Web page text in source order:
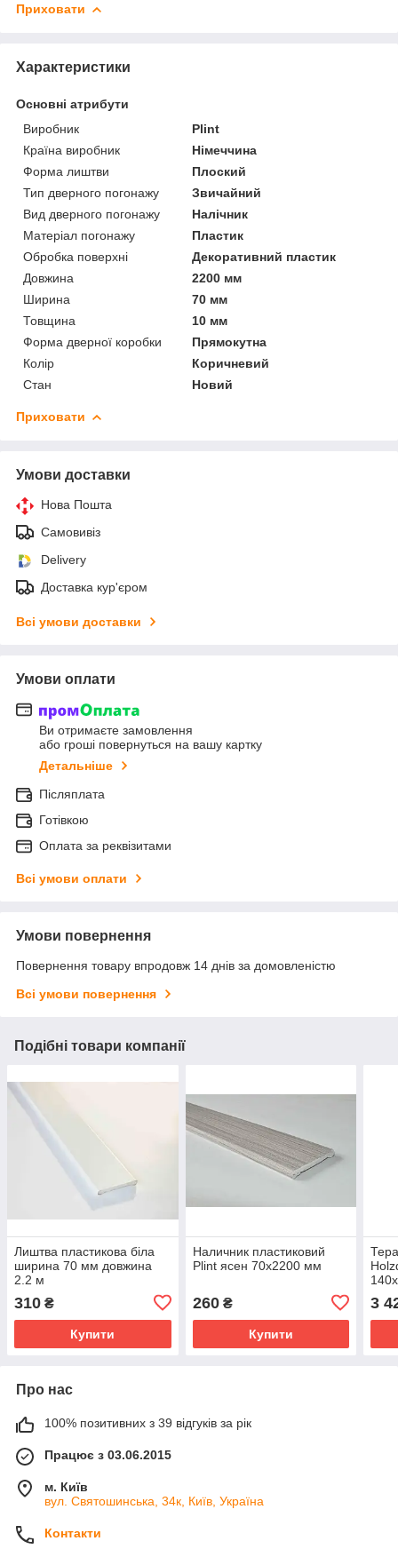
Приховати
Характеристики
Основні атрибути
Виробник
Plint
Країна виробник
Німеччина
Форма лиштви
Плоский
Тип дверного погонажу
Звичайний
Вид дверного погонажу
Налічник
Матеріал погонажу
Пластик
Обробка поверхні
Декоративний пластик
Довжина
2200 мм
Ширина
70 мм
Товщина
10 мм
Форма дверної коробки
Прямокутна
Колір
Коричневий
Стан
Новий
Приховати
Умови доставки
Нова Пошта
Самовивіз
Delivery
Доставка кур'єром
Всі умови доставки
Умови оплати
Ви отримаєте замовлення
або гроші повернуться на вашу картку
Детальніше
Післяплата
Готівкою
Оплата за реквізитами
Всі умови оплати
Умови повернення
Повернення товару впродовж 14 днів за домовленістю
Всі умови повернення
Подібні товари компанії
Лиштва пластикова біла
ширина 70 мм довжина
2.2 м
310 ₴
Купити
Наличник пластиковий
Plint ясен 70х2200 мм
260₴
Купити
3
Про нас
100% позитивних з 39 відгуків за рік
Працює з 03.06.2015
м. Київ
вул. Святошинська, 34к, Київ, Україна
Контакти